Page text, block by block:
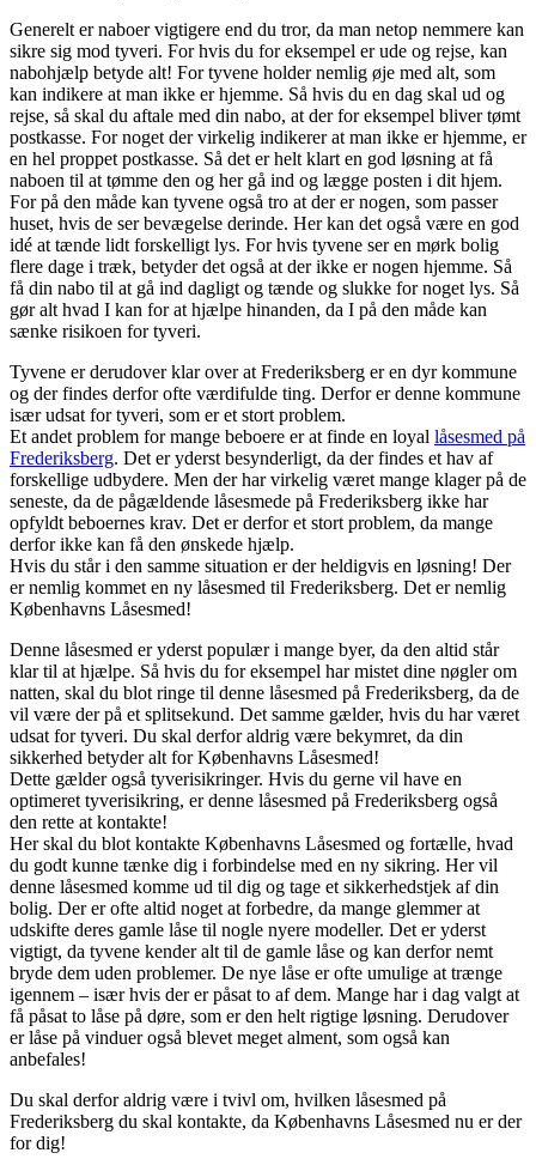
Generelt er naboer vigtigere end du tror, da man netop nemmere kan
sikre sig mod tyveri. For hvis du for eksempel er ude og rejse, kan
nabohjælp betyde alt! For tyvene holder nemlig øje med alt, som
kan indikere at man ikke er hjemme. Så hvis du en dag skal ud og
rejse, så skal du aftale med din nabo, at der for eksempel bliver tømt
postkasse. For noget der virkelig indikerer at man ikke er hjemme, er
en hel proppet postkasse. Så det er helt klart en god løsning at få
naboen til at tømme den og her gå ind og lægge posten i dit hjem.
For på den måde kan tyvene også tro at der er nogen, som passer
huset, hvis de ser bevægelse derinde. Her kan det også være en god
idé at tænde lidt forskelligt lys. For hvis tyvene ser en mørk bolig
flere dage i træk, betyder det også at der ikke er nogen hjemme. Så
få din nabo til at gå ind dagligt og tænde og slukke for noget lys. Så
gør alt hvad I kan for at hjælpe hinanden, da I på den måde kan
sænke risikoen for tyveri.
Tyvene er derudover klar over at Frederiksberg er en dyr kommune
og der findes derfor ofte værdifulde ting. Derfor er denne kommune
især udsat for tyveri, som er et stort problem.
Et andet problem for mange beboere er at finde en loyal låsesmed på
Frederiksberg. Det er yderst besynderligt, da der findes et hav af
forskellige udbydere. Men der har virkelig været mange klager på de
seneste, da de pågældende låsesmede på Frederiksberg ikke har
opfyldt beboernes krav. Det er derfor et stort problem, da mange
derfor ikke kan få den ønskede hjælp.
Hvis du står i den samme situation er der heldigvis en løsning! Der
er nemlig kommet en ny låsesmed til Frederiksberg. Det er nemlig
Københavns Låsesmed!
Denne låsesmed er yderst populær i mange byer, da den altid står
klar til at hjælpe. Så hvis du for eksempel har mistet dine nøgler om
natten, skal du blot ringe til denne låsesmed på Frederiksberg, da de
vil være der på et splitsekund. Det samme gælder, hvis du har været
udsat for tyveri. Du skal derfor aldrig være bekymret, da din
sikkerhed betyder alt for Københavns Låsesmed!
Dette gælder også tyverisikringer. Hvis du gerne vil have en
optimeret tyverisikring, er denne låsesmed på Frederiksberg også
den rette at kontakte!
Her skal du blot kontakte Københavns Låsesmed og fortælle, hvad
du godt kunne tænke dig i forbindelse med en ny sikring. Her vil
denne låsesmed komme ud til dig og tage et sikkerhedstjek af din
bolig. Der er ofte altid noget at forbedre, da mange glemmer at
udskifte deres gamle låse til nogle nyere modeller. Det er yderst
vigtigt, da tyvene kender alt til de gamle låse og kan derfor nemt
bryde dem uden problemer. De nye låse er ofte umulige at trænge
igennem – især hvis der er påsat to af dem. Mange har i dag valgt at
få påsat to låse på døre, som er den helt rigtige løsning. Derudover
er låse på vinduer også blevet meget alment, som også kan
anbefales!
Du skal derfor aldrig være i tvivl om, hvilken låsesmed på
Frederiksberg du skal kontakte, da Københavns Låsesmed nu er der
for dig!